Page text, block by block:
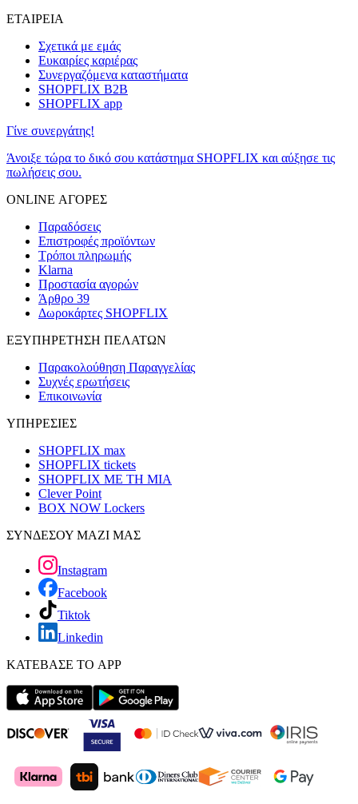
ΕΤΑΙΡΕΙΑ
Σχετικά με εμάς
Ευκαιρίες καριέρας
Συνεργαζόμενα καταστήματα
SHOPFLIX B2B
SHOPFLIX app
Γίνε συνεργάτης!
Άνοιξε τώρα το δικό σου κατάστημα SHOPFLIX και αύξησε τις
πωλήσεις σου.
ONLINE ΑΓΟΡΕΣ
Παραδόσεις
Επιστροφές προϊόντων
Τρόποι πληρωμής
Klarna
Προστασία αγορών
Άρθρο 39
Δωροκάρτες SHOPFLIX
ΕΞΥΠΗΡΕΤΗΣΗ ΠΕΛΑΤΩΝ
Παρακολούθηση Παραγγελίας
Συχνές ερωτήσεις
Επικοινωνία
ΥΠΗΡΕΣΙΕΣ
SHOPFLIX max
SHOPFLIX tickets
SHOPFLIX ΜΕ ΤΗ ΜΙΑ
Clever Point
BOX NOW Lockers
ΣΥΝΔΕΣΟΥ ΜΑΖΙ ΜΑΣ
Instagram
Facebook
Tiktok
Linkedin
ΚΑΤΕΒΑΣΕ ΤΟ APP